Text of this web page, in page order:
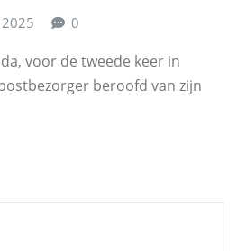
0
voor de tweede keer in
beroofd van zijn